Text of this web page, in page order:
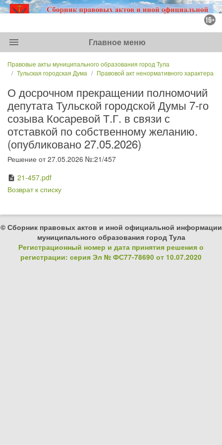
menu Главное меню
Правовые акты муниципального образования город Тула
Тульская городская Дума
Правовой акт ненормативного характера
О досрочном прекращении полномочий
депутата Тульской городской Думы 7-го
созыва Косаревой Т.Г. в связи с
отставкой по собственному желанию.
(опубликовано 27.05.2026)
Решение от 27.05.2026 №:21/457
description 21-457.pdf
Возврат к списку
© Сборник правовых актов и иной официальной информации
муниципального образования город Тула
Регистрационный номер и дата принятия решения о
регистрации: серия Эл № ФС77-78690 от 10.07.2020